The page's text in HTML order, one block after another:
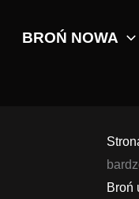
BROŃ NOWA
Broń